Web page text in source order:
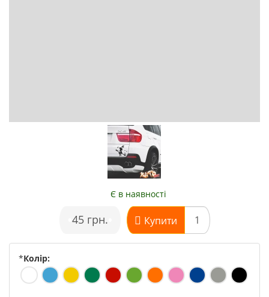
Є в наявності
45 грн. Купити
*Колір: